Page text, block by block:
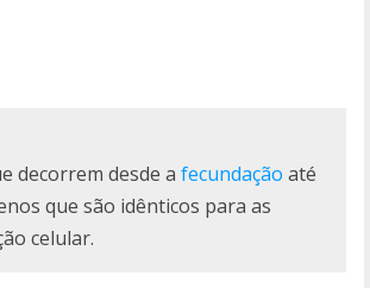
decorrem desde a fecundação até
que são idênticos para as
celular.